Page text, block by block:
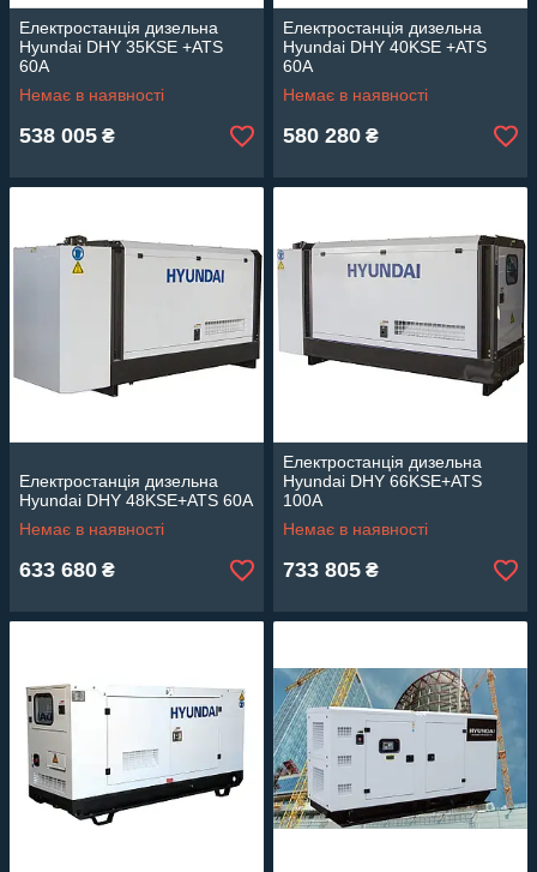
Електростанція дизельна
Hyundai DHY 35KSE +ATS
60A
Немає в наявності
538 005 ₴
Електростанція дизельна
Hyundai DHY 40KSE +ATS
60A
Немає в наявності
580 280 ₴
Електростанція дизельна
Hyundai DHY 48KSE+ATS 60A
Немає в наявності
633 680 ₴
Електростанція дизельна
Hyundai DHY 66KSE+ATS
100A
Немає в наявності
733 805 ₴